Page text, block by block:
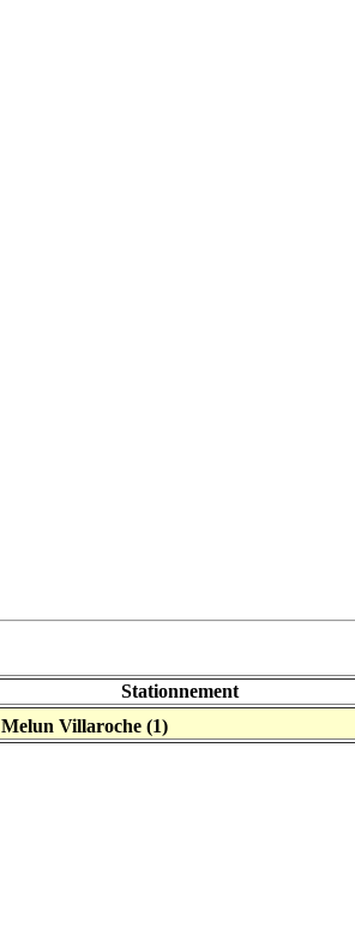
Stationnement
Melun Villaroche (1)